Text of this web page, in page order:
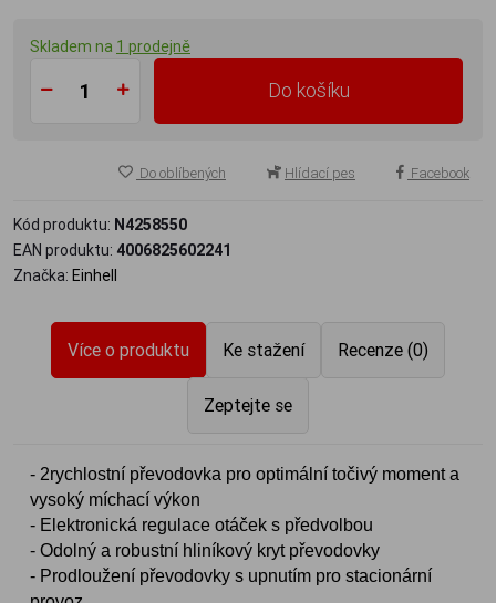
Skladem na 1 prodejně
Do košíku
Do oblíbených Hlídací pes Facebook
Kód produktu: N4258550
EAN produktu: 4006825602241
Značka: Einhell
Více o produktu Ke stažení Recenze (0)
Zeptejte se
- 2rychlostní převodovka pro optimální točivý moment a
vysoký míchací výkon
- Elektronická regulace otáček s předvolbou
- Odolný a robustní hliníkový kryt převodovky
- Prodloužení převodovky s upnutím pro stacionární